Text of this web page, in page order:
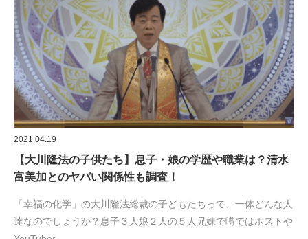
2021.04.19
【大川隆法の子供たち】息子・娘の学歴や職業は？清水
富美加とのヤバい関係性も調査！
「幸福の化学」の大川隆法総裁の子どもたちって、一体どんな人
達なのでしょうか？息子３人娘２人の５人兄妹で噂ではホストや